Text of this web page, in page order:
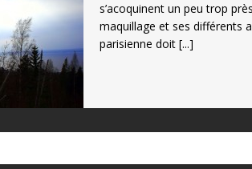
s’acoquinent un peu trop
maquillage et ses différents
parisienne doit [...]